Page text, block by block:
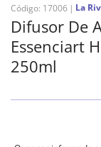
Código: 17006 La
Difusor De
Essenciart
250ml